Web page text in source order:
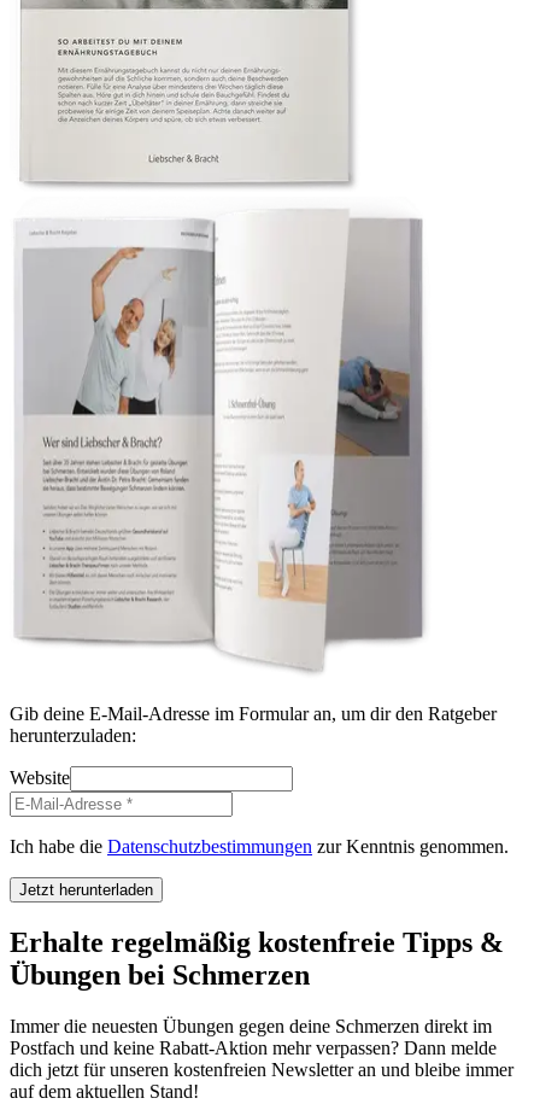
Gib deine E-Mail-Adresse im Formular an, um dir den Ratgeber
herunterzuladen:
Website
Ich habe die Datenschutzbestimmungen zur Kenntnis genommen.
Jetzt herunterladen
Erhalte regelmäßig kostenfreie Tipps &
Übungen bei Schmerzen
Immer die neuesten Übungen gegen deine Schmerzen direkt im
Postfach und keine Rabatt-Aktion mehr verpassen? Dann melde
dich jetzt für unseren kostenfreien Newsletter an und bleibe immer
auf dem aktuellen Stand!